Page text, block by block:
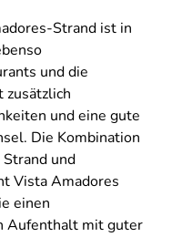
Strand ist in
und die
zusätzlich
und eine gute
Die Kombination
und
Vista Amadores
einen
Aufenthalt mit guter